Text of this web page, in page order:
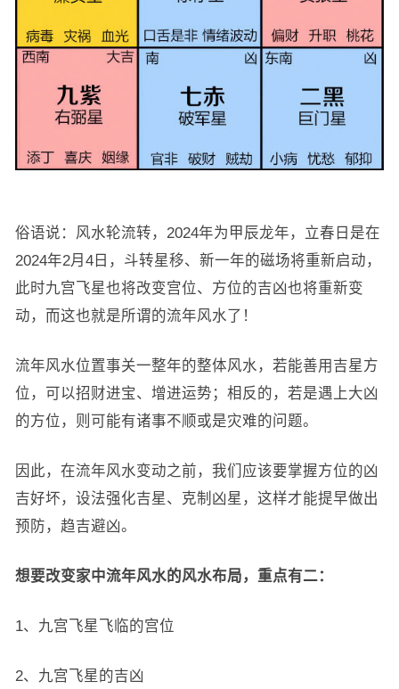
俗语说：风水轮流转，2024年为甲辰龙年，立春日是在
2024年2月4日，斗转星移、新一年的磁场将重新启动，
此时九宫飞星也将改变宫位、方位的吉凶也将重新变
动，而这也就是所谓的流年风水了！
流年风水位置事关一整年的整体风水，若能善用吉星方
位，可以招财进宝、增进运势；相反的，若是遇上大凶
的方位，则可能有诸事不顺或是灾难的问题。
因此，在流年风水变动之前，我们应该要掌握方位的凶
吉好坏，设法强化吉星、克制凶星，这样才能提早做出
预防，趋吉避凶。
想要改变家中流年风水的风水布局，重点有二：
1、九宫飞星飞临的宫位
2、九宫飞星的吉凶